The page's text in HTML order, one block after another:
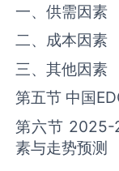
一、供需因素
二、成本因素
三、其他因素
第五节 中国‌‌
第六节 2025-
素与走势预测